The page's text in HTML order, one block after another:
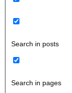
Search in posts
Search in pages